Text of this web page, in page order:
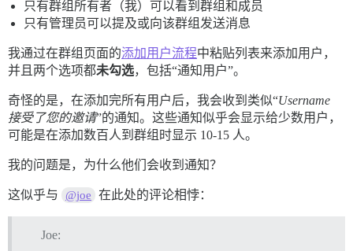
只有群组所有者（我）可以看到群组和成员
只有管理员可以提及或向该群组发送消息
我通过在群组页面的添加用户流程中粘贴列表来添加用户，
并且两个选项都未勾选，包括“通知用户”。
奇怪的是，在添加完所有用户后，我会收到类似“Username
接受了您的邀请”的通知。这些通知似乎会显示给少数用户，
可能是在添加数百人到群组时显示 10-15 人。
我的问题是，为什么他们会收到通知？
这似乎与 @joe 在此处的评论相悖：
Joe: